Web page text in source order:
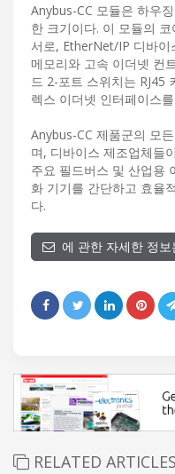
Anybus-CC 모듈은 하우
한 크기이다. 이 모듈의
서로, EtherNet/IP 디바이
메모리와 고속 이더넷 컨
드 2-포트 스위치는 RJ45
렉스 이더넷 인터페이스
Anybus-CC 제품군의 모
며, 디바이스 제조업체들
주요 필드버스 및 산업용
화 기기를 간단하고 효율
다.
에 관한 자세한 정
RELATED ARTICLES